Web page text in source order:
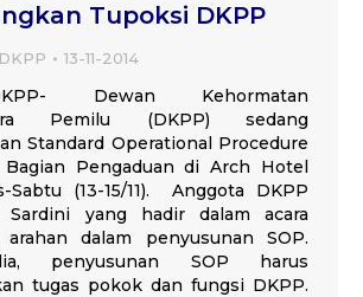
Tupoksi DKPP
DKPP 13-11-2014
Dewan Kehormatan
Pemilu (DKPP) sedang
Standard Operational Procedure
Bagian Pengaduan di Arch Hotel
Sabtu (13-15/11). Anggota DKPP
Sardini yang hadir dalam acara
dalam penyusunan SOP.
penyusunan SOP harus
tugas pokok dan fungsi DKPP.